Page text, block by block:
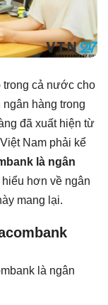
cả nước cho
hàng trong
đã xuất hiện từ
Nam phải kể
là ngân
hơn về ngân
mang lại.
là ngân